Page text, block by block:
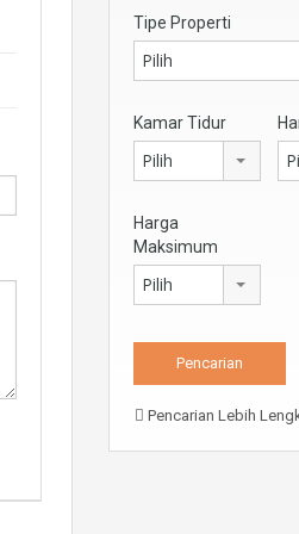
Tipe Properti
Pilih
Kamar Tidur
Pilih
Harga
Maksimum
Pilih
Pencarian Lebih